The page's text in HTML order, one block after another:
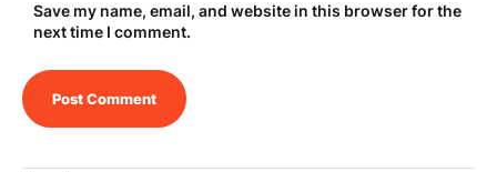
Save my name, email, and website in this browser for the
next time I comment.